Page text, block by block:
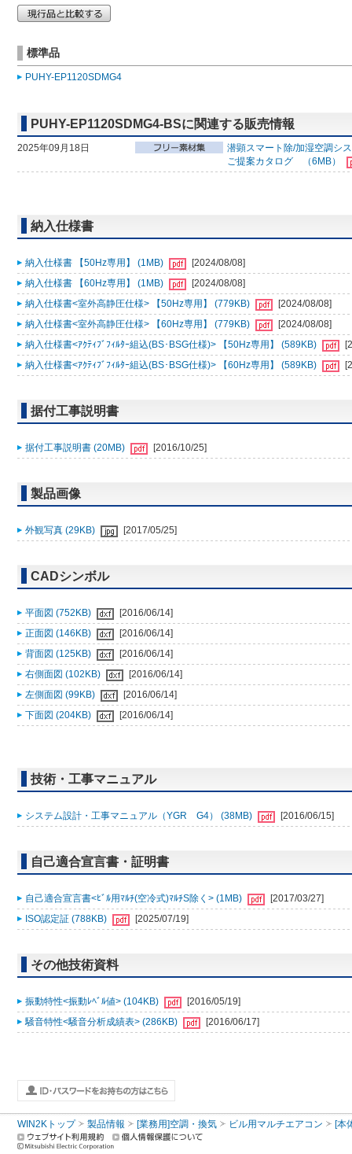
標準品
PUHY-EP1120SDMG4
PUHY-EP1120SDMG4-BSに関連する販売情報
2025年09月18日
潜顕スマート除/加湿空調シ
ご提案カタログ （6MB）
納入仕様書
納入仕様書 【50Hz専用】 (1MB)
[2024/08/08]
納入仕様書 【60Hz専用】 (1MB)
[2024/08/08]
納入仕様書<室外高静圧仕様> 【50Hz専用】 (779KB)
[2024/08/08]
納入仕様書<室外高静圧仕様> 【60Hz専用】 (779KB)
[2024/08/08]
納入仕様書<ｱｸﾃｨﾌﾞﾌｨﾙﾀｰ組込(BS･BSG仕様)> 【50Hz専用】 (589KB)
納入仕様書<ｱｸﾃｨﾌﾞﾌｨﾙﾀｰ組込(BS･BSG仕様)> 【60Hz専用】 (589KB)
据付工事説明書
据付工事説明書 (20MB) [2016/10/25]
製品画像
外観写真 (29KB) [2017/05/25]
CADシンボル
平面図 (752KB)
[2016/06/14]
正面図 (146KB)
[2016/06/14]
背面図 (125KB)
[2016/06/14]
右側面図 (102KB)
[2016/06/14]
左側面図 (99KB)
[2016/06/14]
下面図 (204KB)
[2016/06/14]
技術・工事マニュアル
システム設計・工事マニュアル（YGR G4） (38MB) [2016/06/15]
自己適合宣言書・証明書
自己適合宣言書<ﾋﾞﾙ用ﾏﾙﾁ(空冷式)ﾏﾙﾁS除く> (1MB)
[2017/03/27]
ISO認定証 (788KB)
[2025/07/19]
その他技術資料
振動特性<振動ﾚﾍﾞﾙ値> (104KB)
[2016/05/19]
騒音特性<騒音分析成績表> (286KB)
[2016/06/17]
WIN2Kトップ 製品情報 [業務用]空調・換気 ビル用マルチエアコン [本